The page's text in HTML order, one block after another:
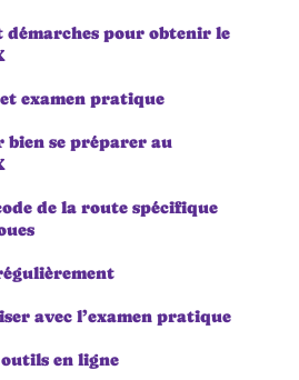
démarches pour obtenir le
examen pratique
bien se préparer au
de la route spécifique
avec l’examen pratique
en ligne